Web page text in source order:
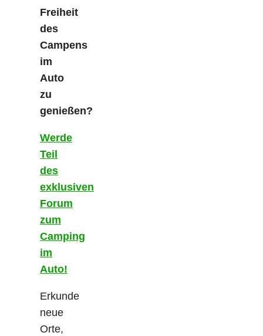
Freiheit
des
Campens
im
Auto
zu
genießen?
Werde
Teil
des
exklusiven
Forum
zum
Camping
im
Auto!
Erkunde
neue
Orte,